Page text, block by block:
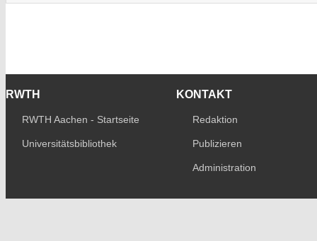
RWTH
RWTH Aachen - Startseite
Universitätsbibliothek
KONTAKT
Redaktion
Publizieren
Administration